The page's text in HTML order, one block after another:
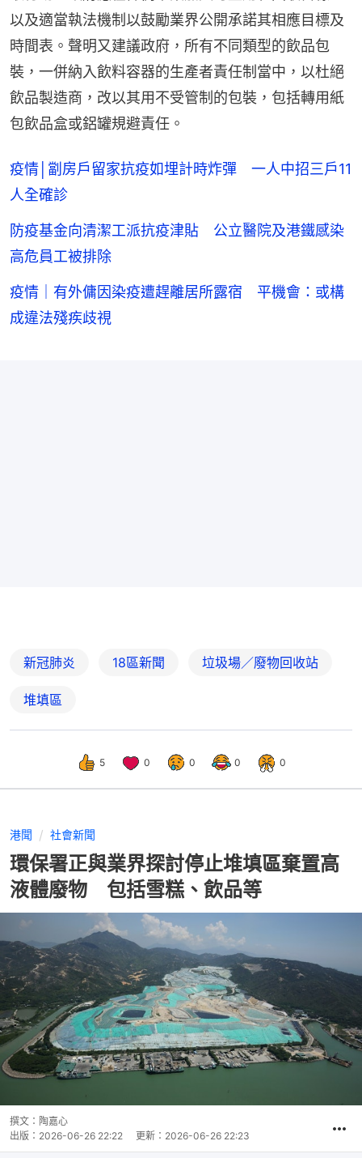
以及適當執法機制以鼓勵業界公開承諾其相應目標及
時間表。聲明又建議政府，所有不同類型的飲品包
裝，一併納入飲料容器的生產者責任制當中，以杜絕
飲品製造商，改以其用不受管制的包裝，包括轉用紙
包飲品盒或鋁罐規避責任。
疫情│劏房戶留家抗疫如埋計時炸彈 一人中招三戶11
人全確診
防疫基金向清潔工派抗疫津貼 公立醫院及港鐵感染
高危員工被排除
疫情｜有外傭因染疫遭趕離居所露宿 平機會：或構
成違法殘疾歧視
新冠肺炎 18區新聞 垃圾場／廢物回收站
堆填區
5 0 0 0 0
港聞 社會新聞
環保署正與業界探討停止堆填區棄置高
液體廢物 包括雪糕、飲品等
撰文： 陶嘉心
出版： 2026-06-26 22:22 更新： 2026-06-26 22:23